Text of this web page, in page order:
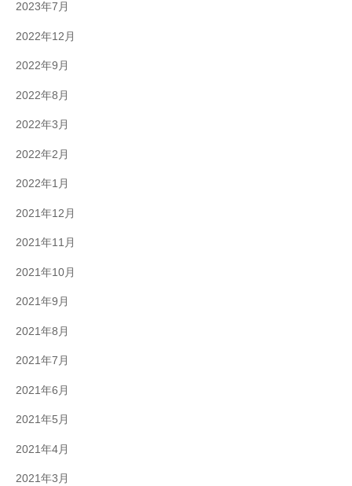
2023年7月
2022年12月
2022年9月
2022年8月
2022年3月
2022年2月
2022年1月
2021年12月
2021年11月
2021年10月
2021年9月
2021年8月
2021年7月
2021年6月
2021年5月
2021年4月
2021年3月